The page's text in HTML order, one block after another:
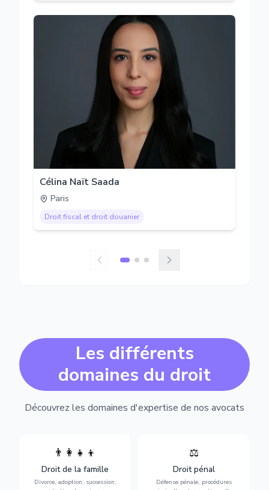
Célina Naït Saada
Paris
Droit fiscal et droit douanier
Les différents
domaines du droit
Découvrez les domaines d'expertise de nos avocats
👨‍👩‍👧‍👦
Droit de la famille
Divorce, adoption, succession,
Divorce, garde d'enfants,
adoption, succession et
protection des personnes
vulnérables.
⚖️
Droit pénal
Défense pénale, procédures
Expertise en matière pénale,
vue jusqu'au procès, pour
toute affaire correctionnelle